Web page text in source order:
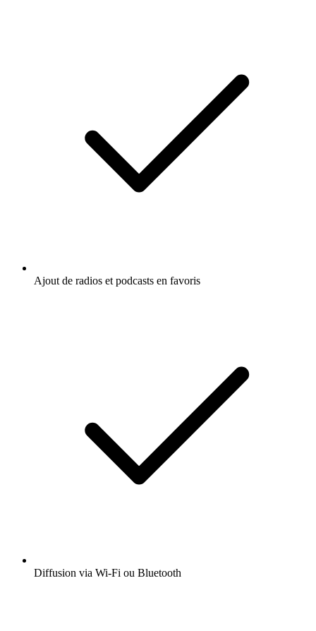
Ajout de radios et podcasts en favoris
Diffusion via Wi-Fi ou Bluetooth